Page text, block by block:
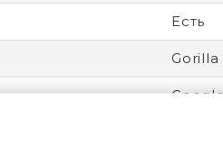
Есть
Gorilla